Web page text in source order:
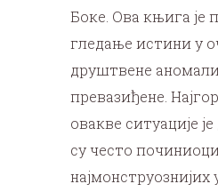
Боке. Ова књига је
гледање истини у
друштвене
превазиђене.
овакве ситуације
су често
најмонструознијих